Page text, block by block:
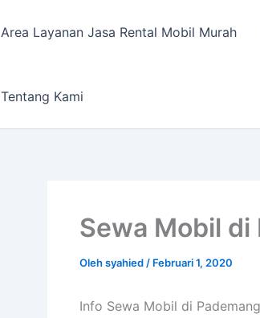
Area Layanan Jasa Rental Mobil Murah
Tentang Kami
Sewa Mobil di
Olehsyahied / Februari 1, 2020
Info Sewa Mobil di